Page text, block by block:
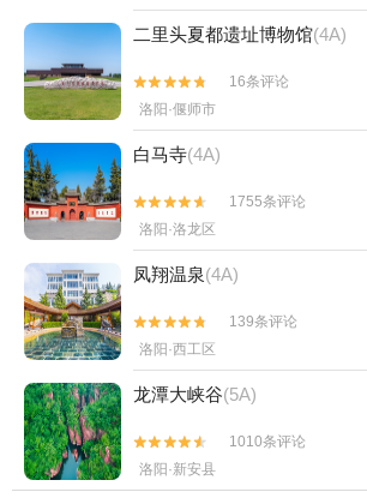
二里头夏都遗址博物馆(4A)


16条评论
洛阳·偃师市
白马寺(4A)


1755条评论
洛阳·洛龙区
凤翔温泉(4A)


139条评论
洛阳·西工区
龙潭大峡谷(5A)


1010条评论
洛阳·新安县